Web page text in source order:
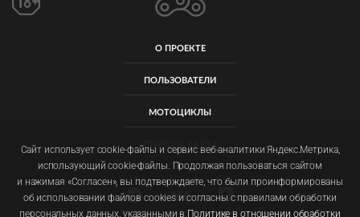
О ПРОЕКТЕ
ПОЛЬЗОВАТЕЛИ
МОТОЦИКЛЫ
ПРАВИЛА САЙТА
Сайт использует cookie-файлы и сервис веб-аналитики Яндекс.Метрика,
использующий cookie-файлы. Продолжая пользоваться сайтом
и нажимая «Согласен», вы подтверждаете, что были проинформированы
об использовании файлов cookies и согласны с правилами обработки
персональных данных, указанными в Политике в отношении обработки